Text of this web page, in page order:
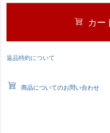
カー
返品特約について
商品についてのお問い合わせ